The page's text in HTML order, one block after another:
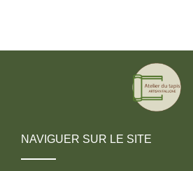
NAVIGUER SUR LE SITE